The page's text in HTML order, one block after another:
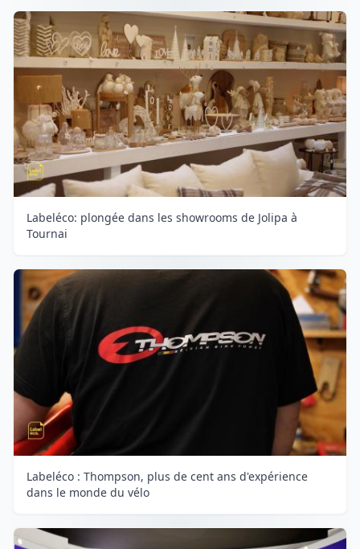
Labeléco: plongée dans les showrooms de Jolipa à
Tournai
Labeléco : Thompson, plus de cent ans d'expérience
dans le monde du vélo